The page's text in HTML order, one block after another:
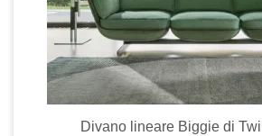
Divano lineare Biggie di